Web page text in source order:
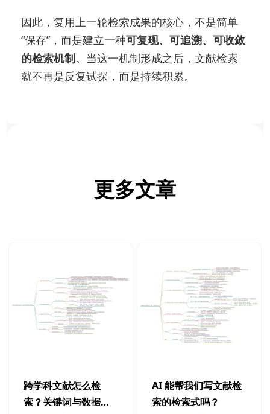
因此，复用上一轮检索成果的核心，不是简单
“保存”，而是建立一种可复现、可追溯、可收敛
的检索机制。当这一机制形成之后，文献检索
就不再是反复试探，而是持续积累。
更多文章
跨学科文献怎么检
索？关键词与数据库
AI 能帮我们写文献检
索的检索式吗？